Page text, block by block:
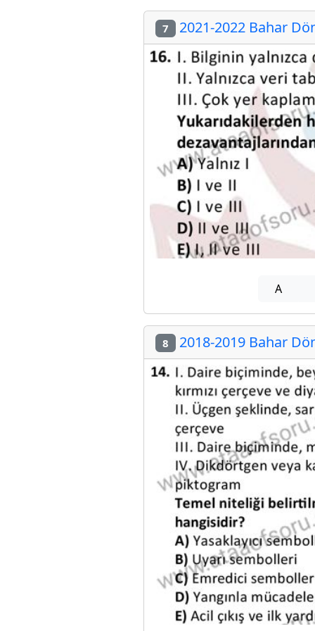
7 2021-2022 Bahar
A
8 2018-2019 Bahar